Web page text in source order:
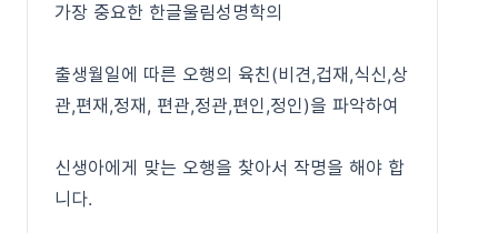
가장 중요한 한글울림성명학의
출생월일에 따른 오행의 육친(비견,겁재,식신,상
관,편재,정재, 편관,정관,편인,정인)을 파악하여
신생아에게 맞는 오행을 찾아서 작명을 해야 합
니다.